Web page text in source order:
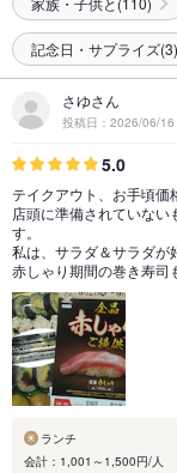
記念日・サプライズ(3)
さゆさん
投稿日：2026/06/16
5.0
テイクアウト、お手頃価
店頭に準備されていな
す。
私は、サラダ＆サラダが
赤しゃり期間の巻き寿司
ランチ
会計：1,001～1,500円/人